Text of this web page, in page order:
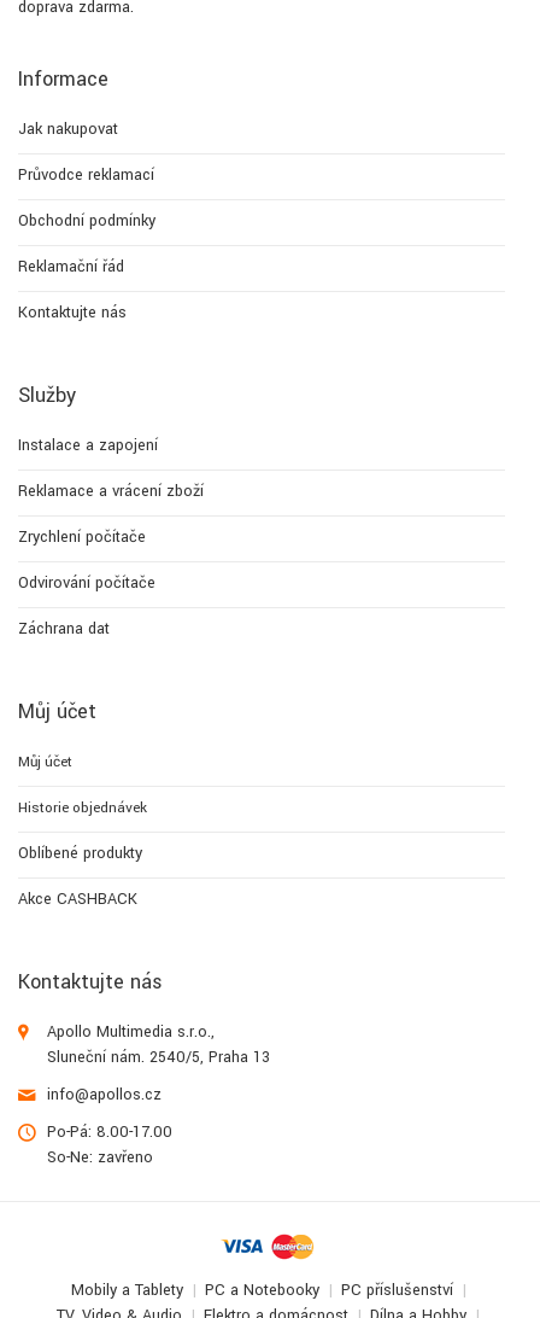
doprava zdarma.
Informace
Jak nakupovat
Průvodce reklamací
Obchodní podmínky
Reklamační řád
Kontaktujte nás
Služby
Instalace a zapojení
Reklamace a vrácení zboží
Zrychlení počítače
Odvirování počítače
Záchrana dat
Můj účet
Můj účet
Historie objednávek
Oblíbené produkty
Akce CASHBACK
Kontaktujte nás
Apollo Multimedia s.r.o.,
Sluneční nám. 2540/5, Praha 13
info@apollos.cz
Po-Pá: 8.00-17.00
So-Ne: zavřeno
Mobily a Tablety PC a Notebooky
PC příslušenství